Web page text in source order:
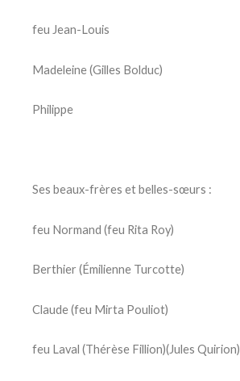
feu Jean-Louis
Madeleine (Gilles Bolduc)
Philippe
Ses beaux-frères et belles-sœurs :
feu Normand (feu Rita Roy)
Berthier (Émilienne Turcotte)
Claude (feu Mirta Pouliot)
feu Laval (Thérèse Fillion)(Jules Quirion)